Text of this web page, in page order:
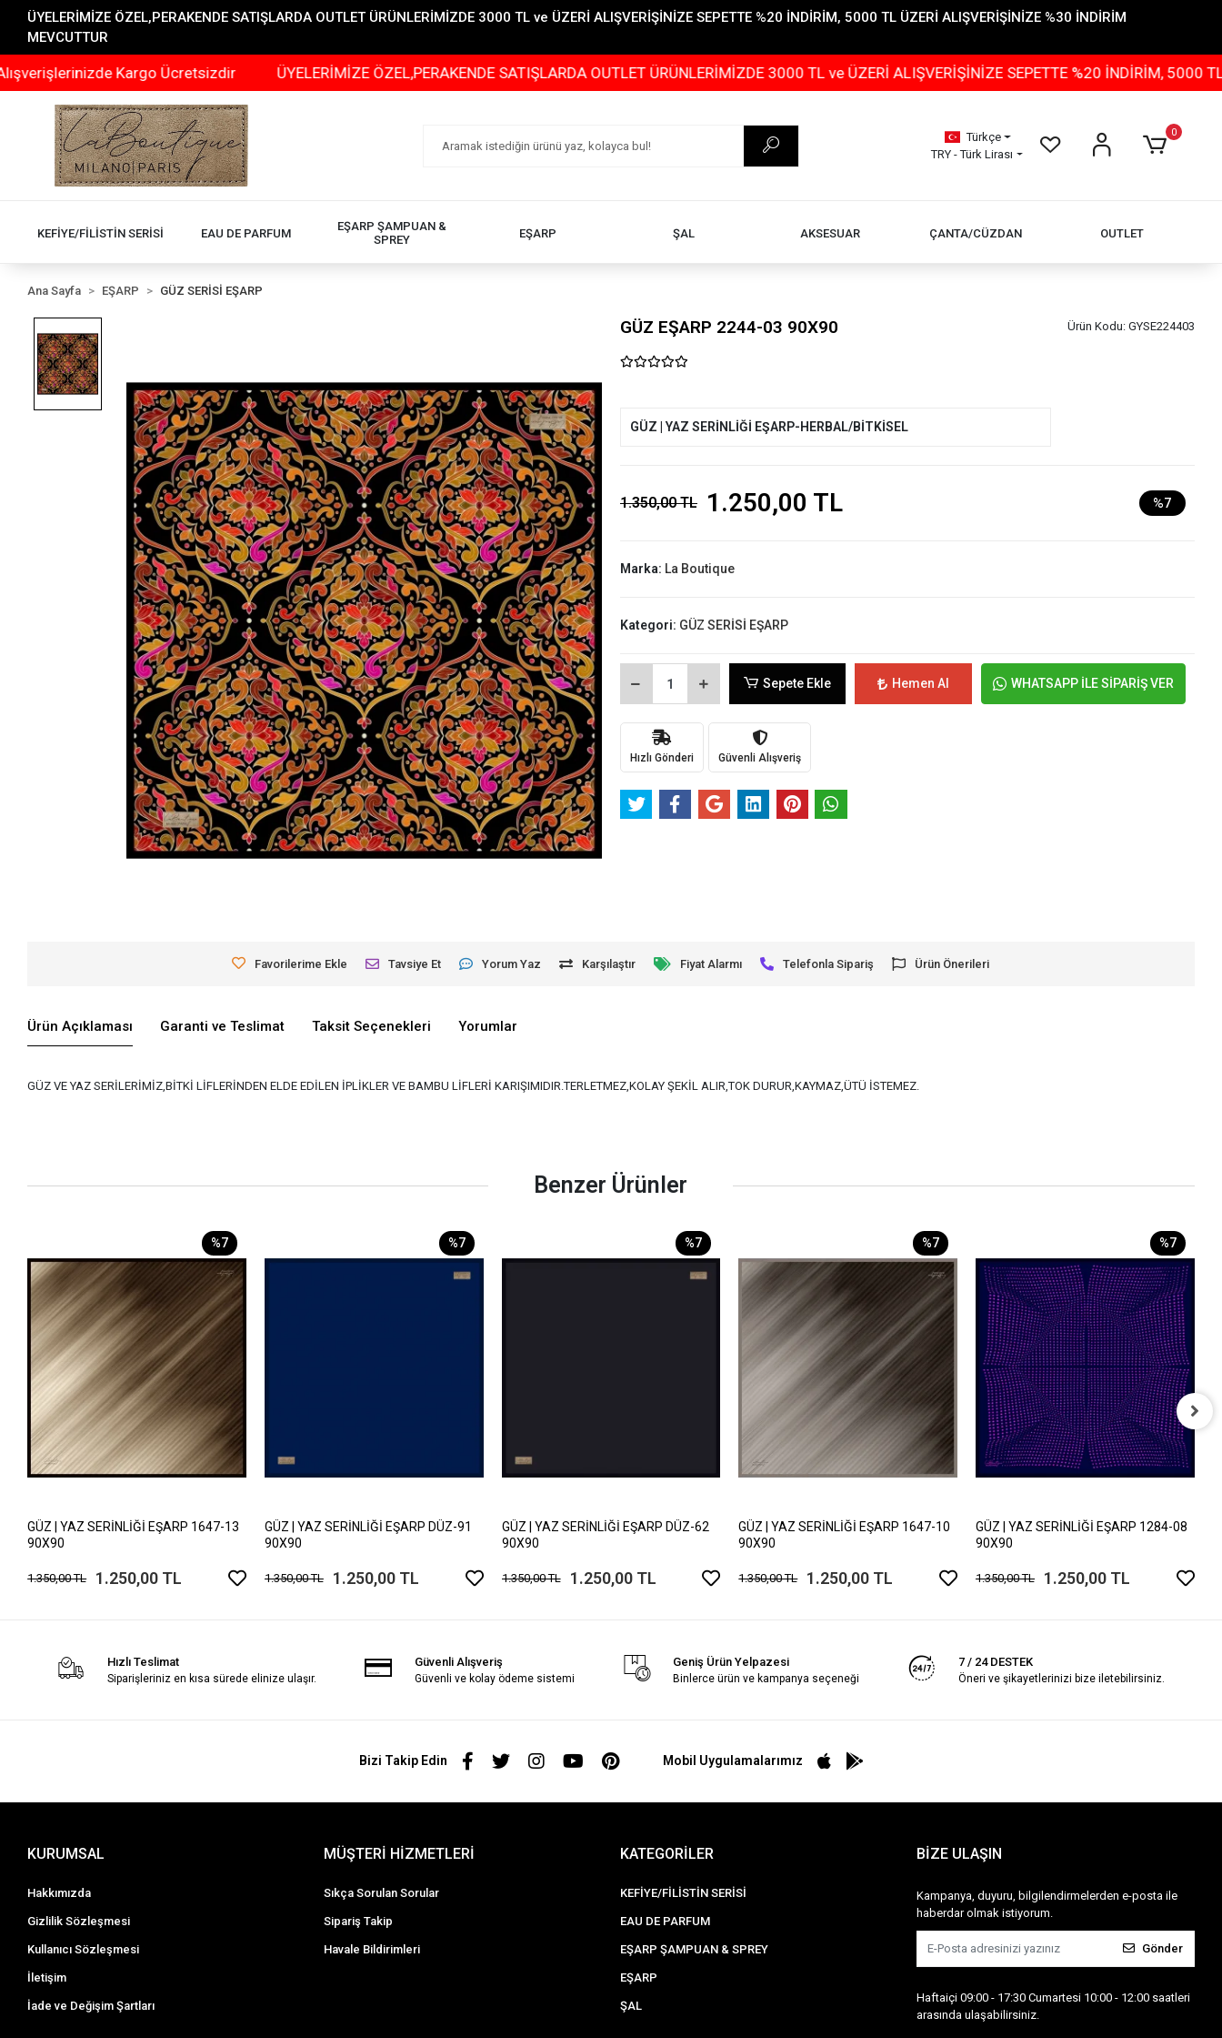
ÜYELERİMİZE ÖZEL,PERAKENDE SATIŞLARDA OUTLET ÜRÜNLERİMİZDE 3000 TL ve ÜZERİ ALIŞVERİŞİNİZE SEPETTE %20 İNDİRİM, 5000 TL ÜZERİ ALIŞVERİŞİNİZE %30 İNDİRİM
MEVCUTTUR
Kargo Ücretsizdir ÜYELERİMİZE ÖZEL,PERAKENDE SATIŞLARDA OUTLET ÜRÜNLERİMİZDE 3000 TL ve ÜZERİ ALIŞVERİŞİNİZE SEPETTE %20 İNDİRİM, 5000 TL
Türkçe
TRY - Türk Lirası
0
KEFİYE/FİLİSTİN SERİSİ EAU DE PARFUM
EŞARP ŞAMPUAN &
SPREY
EŞARP ŞAL AKSESUAR ÇANTA/CÜZDAN OUTLET
Ana Sayfa EŞARP GÜZ SERİSİ EŞARP
GÜZ EŞARP 2244-03 90X90 Ürün Kodu: GYSE224403
GÜZ | YAZ SERİNLİĞİ EŞARP-HERBAL/BİTKİSEL
1.350,00 TL 1.250,00 TL %7
Marka: La Boutique
Kategori: GÜZ SERİSİ EŞARP
Sepete Ekle Hemen Al WHATSAPP İLE SİPARİŞ VER
Hızlı Gönderi Güvenli Alışveriş
Favorilerime Ekle Tavsiye Et Yorum Yaz Karşılaştır Fiyat Alarmı Telefonla Sipariş Ürün Önerileri
Ürün Açıklaması Garanti ve Teslimat Taksit Seçenekleri Yorumlar
GÜZ VE YAZ SERİLERİMİZ,BİTKİ LİFLERİNDEN ELDE EDİLEN İPLİKLER VE BAMBU LİFLERİ KARIŞIMIDIR.TERLETMEZ,KOLAY ŞEKİL ALIR,TOK DURUR,KAYMAZ,ÜTÜ İSTEMEZ.
Benzer Ürünler
%7
GÜZ | YAZ SERİNLİĞİ EŞARP 1647-13
90X90
1.350,00 TL 1.250,00 TL
%7
GÜZ | YAZ SERİNLİĞİ EŞARP DÜZ-91
90X90
1.350,00 TL 1.250,00 TL
%7
GÜZ | YAZ SERİNLİĞİ EŞARP DÜZ-62
90X90
1.350,00 TL 1.250,00 TL
%7
GÜZ | YAZ SERİNLİĞİ EŞARP 1647-10
90X90
1.350,00 TL 1.250,00 TL
%7
GÜZ | YAZ SERİNLİĞİ EŞARP 1284-08
90X90
1.350,00 TL 1.250,00 TL
Hızlı Teslimat
Siparişleriniz en kısa sürede elinize ulaşır.
Güvenli Alışveriş
Güvenli ve kolay ödeme sistemi
Geniş Ürün Yelpazesi
Binlerce ürün ve kampanya seçeneği
7 / 24 DESTEK
Öneri ve şikayetlerinizi bize iletebilirsiniz.
Bizi Takip Edin Mobil Uygulamalarımız
KURUMSAL
Hakkımızda
Gizlilik Sözleşmesi
Kullanıcı Sözleşmesi
İletişim
İade ve Değişim Şartları
MÜŞTERİ HİZMETLERİ
Sıkça Sorulan Sorular
Sipariş Takip
Havale Bildirimleri
KATEGORİLER
KEFİYE/FİLİSTİN SERİSİ
EAU DE PARFUM
EŞARP ŞAMPUAN & SPREY
EŞARP
ŞAL
BİZE ULAŞIN
Kampanya, duyuru, bilgilendirmelerden e-posta ile
haberdar olmak istiyorum.
Gönder
Haftaiçi 09:00 - 17:30 Cumartesi 10:00 - 12:00 saatleri
arasında ulaşabilirsiniz.